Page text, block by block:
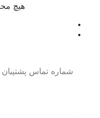
هیچ
شماره تماس